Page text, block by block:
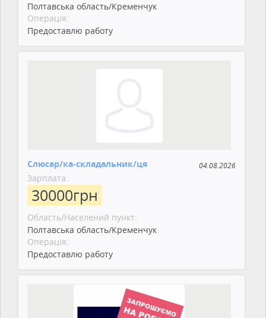
Полтавська область/Кременчук
Операція:
Предоставлю работу
Слюсар/ка-складальник/ця 04.08.2026
Зарплата:
30000грн
Область/Населений пункт:
Полтавська область/Кременчук
Операція:
Предоставлю работу